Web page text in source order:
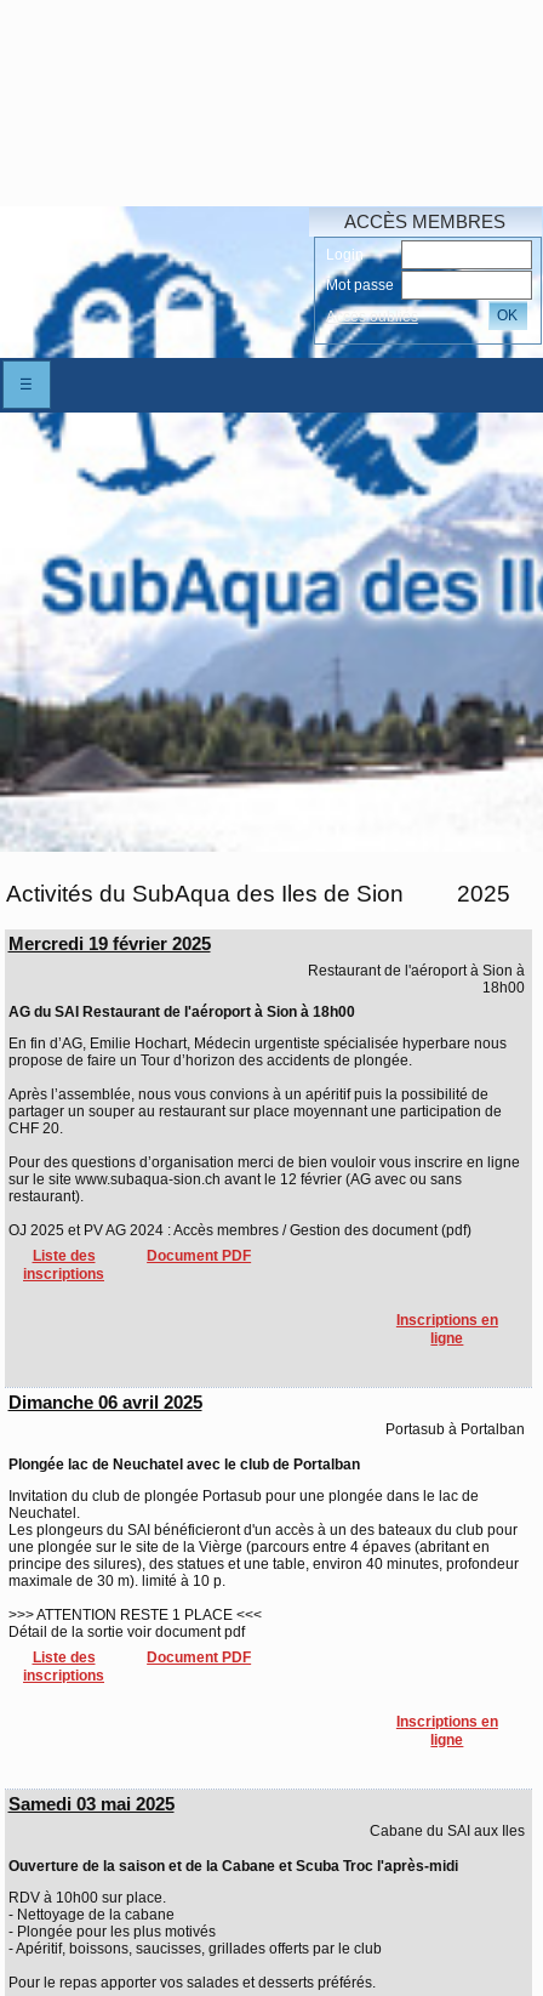
ACCÈS MEMBRES
Login
Mot passe
Accés oubliés
OK
☰
Activités du SubAqua des Iles de Sion 2025
Mercredi 19 février 2025
Restaurant de l'aéroport à Sion à
18h00
AG du SAI Restaurant de l'aéroport à Sion à 18h00
En fin d’AG, Emilie Hochart, Médecin urgentiste spécialisée hyperbare nous
propose de faire un Tour d’horizon des accidents de plongée.
Après l’assemblée, nous vous convions à un apéritif puis la possibilité de
partager un souper au restaurant sur place moyennant une participation de
CHF 20.
Pour des questions d’organisation merci de bien vouloir vous inscrire en ligne
sur le site www.subaqua-sion.ch avant le 12 février (AG avec ou sans
restaurant).
OJ 2025 et PV AG 2024 : Accès membres / Gestion des document (pdf)
Liste des
inscriptions
Document PDF
Inscriptions en
ligne
Dimanche 06 avril 2025
Portasub à Portalban
Plongée lac de Neuchatel avec le club de Portalban
Invitation du club de plongée Portasub pour une plongée dans le lac de
Neuchatel.
Les plongeurs du SAI bénéficieront d'un accès à un des bateaux du club pour
une plongée sur le site de la Vièrge (parcours entre 4 épaves (abritant en
principe des silures), des statues et une table, environ 40 minutes, profondeur
maximale de 30 m). limité à 10 p.
>>> ATTENTION RESTE 1 PLACE <<<
Détail de la sortie voir document pdf
Liste des
inscriptions
Document PDF
Inscriptions en
ligne
Samedi 03 mai 2025
Cabane du SAI aux Iles
Ouverture de la saison et de la Cabane et Scuba Troc l'après-midi
RDV à 10h00 sur place.
- Nettoyage de la cabane
- Plongée pour les plus motivés
- Apéritif, boissons, saucisses, grillades offerts par le club
Pour le repas apporter vos salades et desserts préférés.